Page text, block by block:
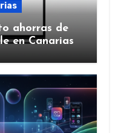
ahorras de
en Canarias